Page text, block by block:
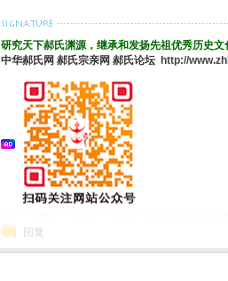
研究天下郝氏渊源，继承和发扬先祖优秀历史
中华郝氏网 郝氏宗亲网 郝氏论坛 http://
回复